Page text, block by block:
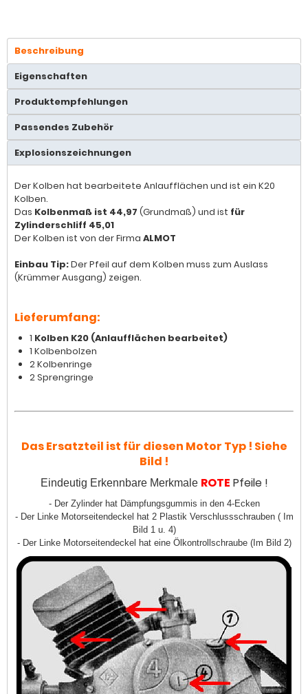
Beschreibung
Eigenschaften
Produktempfehlungen
Passendes Zubehör
Explosionszeichnungen
Der Kolben hat bearbeitete Anlaufflächen und ist ein K20
Kolben.
Das Kolbenmaß ist 44,97 (Grundmaß) und ist für
Zylinderschliff 45,01
Der Kolben ist von der Firma ALMOT
Einbau Tip:Der Pfeil auf dem Kolben muss zum Auslass
(Krümmer Ausgang) zeigen.
Lieferumfang:
1 Kolben K20 (Anlaufflächen bearbeitet)
1 Kolbenbolzen
2 Kolbenringe
2 Sprengringe
Das Ersatzteil ist für diesen Motor Typ ! Siehe
Bild !
Eindeutig Erkennbare Merkmale ROTE Pfeile !
- Der Zylinder hat Dämpfungsgummis in den 4-Ecken
- Der Linke Motorseitendeckel hat 2 Plastik Verschlussschrauben ( Im
Bild 1 u. 4)
- Der Linke Motorseitendeckel hat eine Ölkontrollschraube (Im Bild 2)